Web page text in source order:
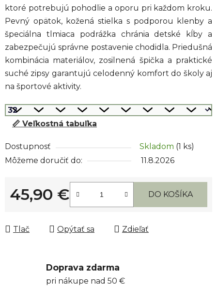
ktoré potrebujú pohodlie a oporu pri každom kroku.
Pevný opätok, kožená stielka s podporou klenby a
špeciálna tlmiaca podrážka chránia detské kĺby a
zabezpečujú správne postavenie chodidla. Priedušná
kombinácia materiálov, zosilnená špička a praktické
suché zipsy garantujú celodenný komfort do školy aj
na športové aktivity.
📏 Veľkostná tabuľka
Dostupnosť Skladom (1 ks)
Môžeme doručiť do:
11.8.2026
45,90 €
Jednotková cena:
DO KOŠÍKA
Tlač Opýtať sa Zdieľať
Doprava zdarma
pri nákupe nad 50 €